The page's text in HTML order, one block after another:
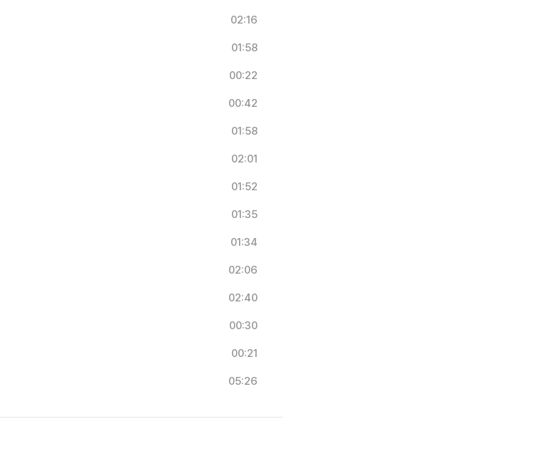
02:16
01:58
00:22
00:42
01:58
02:01
01:52
01:35
01:34
02:06
02:40
00:30
00:21
05:26